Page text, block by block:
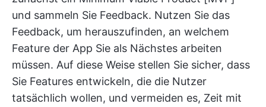
und sammeln Sie Feedback. Nutzen Sie das
Feedback, um herauszufinden, an welchem
Feature der App Sie als Nächstes arbeiten
müssen. Auf diese Weise stellen Sie sicher, dass
Sie Features entwickeln, die die Nutzer
tatsächlich wollen, und vermeiden es, Zeit mit